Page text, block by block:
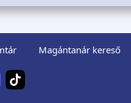
Magántanár kereső